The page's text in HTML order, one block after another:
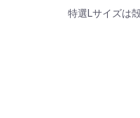
特選Lサイズは